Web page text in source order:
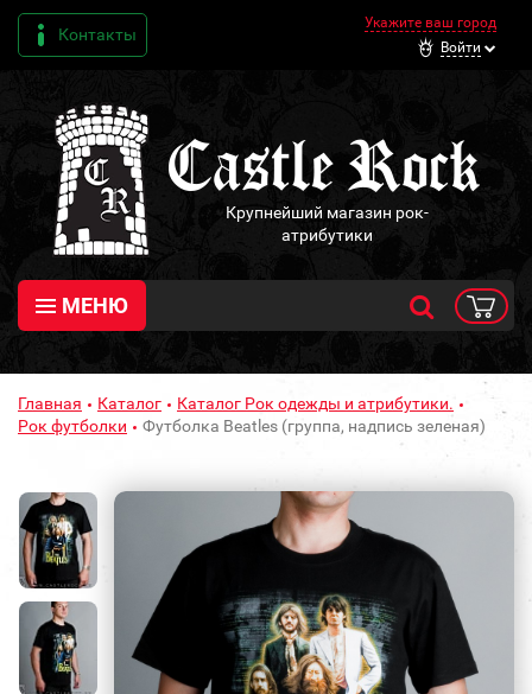
Контакты
Укажите ваш город
Войти
Крупнейший магазин рок-
атрибутики
МЕНЮ
Главная Каталог
Каталог Рок одежды и атрибутики.
Рок футболки
Футболка Beatles (группа, надпись зеленая)